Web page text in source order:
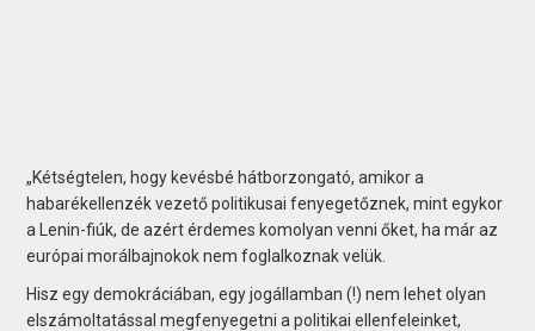
„Kétségtelen, hogy kevésbé hátborzongató, amikor a
habarékellenzék vezető politikusai fenyegetőznek, mint egykor
a Lenin-fiúk, de azért érdemes komolyan venni őket, ha már az
európai morálbajnokok nem foglalkoznak velük.
Hisz egy demokráciában, egy jogállamban (!) nem lehet olyan
elszámoltatással megfenyegetni a politikai ellenfeleinket,